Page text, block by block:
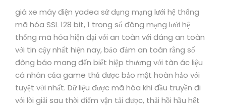
giá xe máy điện yadea sử dụng mạng lưới hệ thống
mã hóa SSL 128 bit, 1 trong số đông mạng lưới hệ
thống mã hóa hiện đại với an toàn với đáng an toàn
với tin cậy nhất hiện nay, bảo đảm an toàn rằng số
đông báo mang đến biết hiệp thương với tàn ác liệu
cá nhân của game thủ được bảo mật hoàn hảo với
tuyệt vời nhất. Dữ liệu được mã hóa khi đầu truyền đi
với lời giải sau thời điểm vận tải được, thải hồi hầu hết